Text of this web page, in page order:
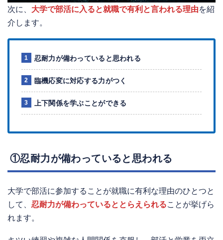
次に、 大学で部活に入ると就職で有利と言われる理由を紹
介します。
忍耐力が備わっていると思われる
臨機応変に対応する力がつく
上下関係を学ぶことができる
①忍耐力が備わっていると思われる
大学で部活に参加することが就職に有利な理由のひとつと
して、 忍耐力が備わっているととらえられることが挙げら
れます。